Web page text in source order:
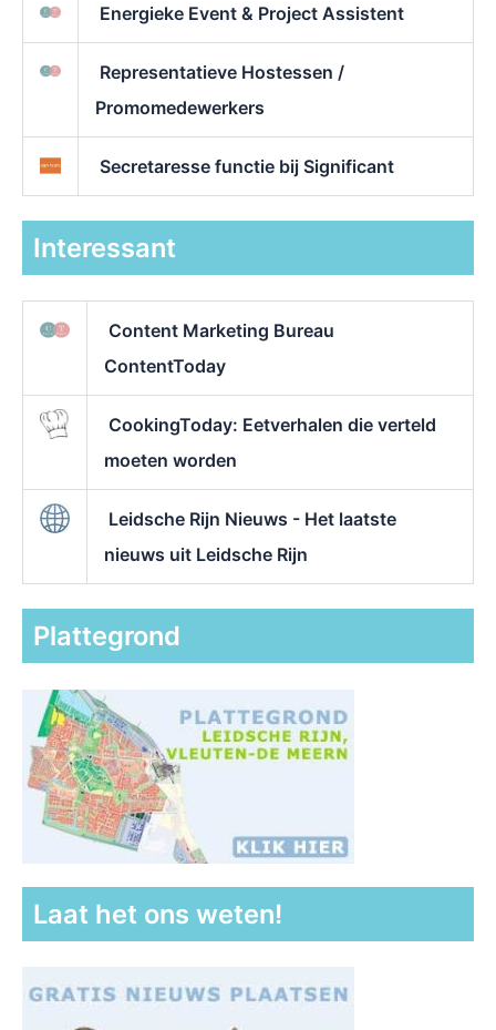
Energieke Event & Project Assistent
Representatieve Hostessen /
Promomedewerkers
Secretaresse functie bij Significant
Interessant
Content Marketing Bureau
ContentToday
CookingToday: Eetverhalen die verteld
moeten worden
Leidsche Rijn Nieuws - Het laatste
nieuws uit Leidsche Rijn
Plattegrond
Laat het ons weten!